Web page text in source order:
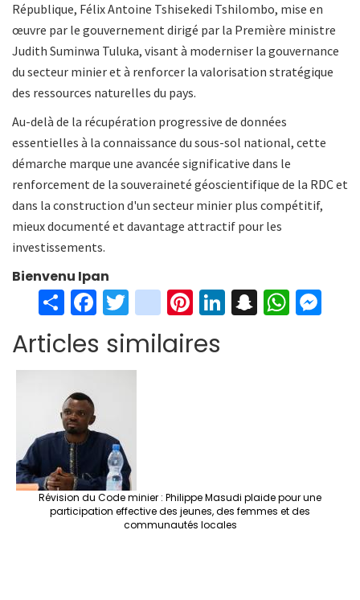
République, Félix Antoine Tshisekedi Tshilombo, mise en
œuvre par le gouvernement dirigé par la Première ministre
Judith Suminwa Tuluka, visant à moderniser la gouvernance
du secteur minier et à renforcer la valorisation stratégique
des ressources naturelles du pays.
Au-delà de la récupération progressive de données
essentielles à la connaissance du sous-sol national, cette
démarche marque une avancée significative dans le
renforcement de la souveraineté géoscientifique de la RDC et
dans la construction d'un secteur minier plus compétitif,
mieux documenté et davantage attractif pour les
investissements.
Bienvenu Ipan
S
h
ar
e
Fa
ce
b
o
k
T
wi
tt
er
in
st
ag
Pi
er
Li S W
Articles similaires
Révision du Code minier : Philippe Masudi plaide pour une
participation effective des jeunes, des femmes et des
communautés locales